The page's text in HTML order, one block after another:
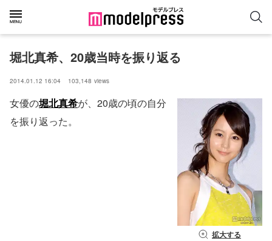
堀北真希、20歳当時を振り返る
2014.01.12 16:04 103,148 views
拡大する
女優の堀北真希が、20歳の頃の自分
を振り返った。